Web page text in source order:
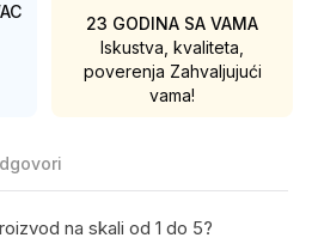
23 GODINA SA VAMA
Iskustva, kvaliteta,
poverenja Zahvaljujući
vama!
na skali od 1 do 5?